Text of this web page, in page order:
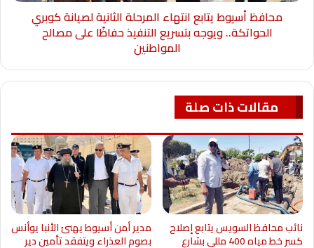
محافظ أسيوط يتابع انتهاء المرحلة الثانية لصيانة كوبري
الحواتكة.. ويوجه بتسريع التنفيذ حفاظًا على مصالح
المواطنين
مقالات ذات صلة
نائب محافظ السويس يتابع إصلاح
كسر خط مياه 400 مللي بشارع
مدير أمن أسيوط يهنئ الأنبا يوأنس
بصوم العذراء ويتفقد تأمين دير